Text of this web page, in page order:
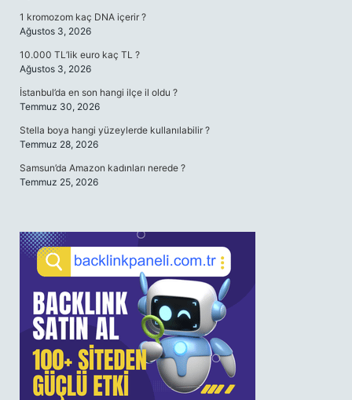
1 kromozom kaç DNA içerir ?
Ağustos 3, 2026
10.000 TL’lik euro kaç TL ?
Ağustos 3, 2026
İstanbul’da en son hangi ilçe il oldu ?
Temmuz 30, 2026
Stella boya hangi yüzeylerde kullanılabilir ?
Temmuz 28, 2026
Samsun’da Amazon kadınları nerede ?
Temmuz 25, 2026